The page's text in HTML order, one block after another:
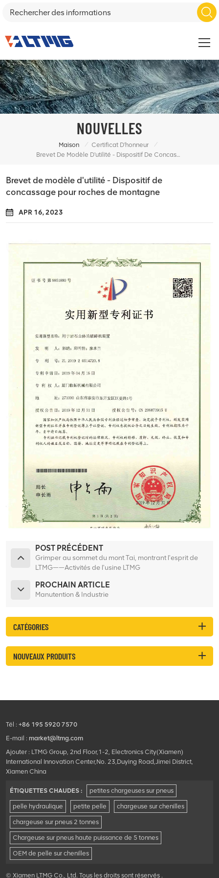
NOUVELLES
Maison / Certificat D'honneur
/
Brevet De Modèle D'utilité - Dispositif De Concassage Pour Roches De Montagne
Brevet de modèle d'utilité - Dispositif de
concassage pour roches de montagne
APR 16, 2023
POST PRÉCÉDENT
Grimper au sommet du mont Tai, montrant l'esprit de
LTMG——Activités de l'usine LTMG
PROCHAIN ARTICLE
Manutention & Industrie
CATÉGORIES
NOUVEAUX PRODUITS
Tél : +86 195 5920 7570
E-mail : market@ltmg.com
Ajouter : LTMG Group, 2nd Floor,1-2, Electronics City(Xiamen)
International Innovation Center,No. 23,Duying Road,Jimei District,
Xiamen China
ÉTIQUETTES CHAUDES : petites chargeuses sur pneus
pelle hydraulique petite pelle chargeuse sur chenilles
chargeuse sur pneus 2 tonnes
Chargeuse sur pneus haute puissance de 5 tonnes
OEM de pelle sur chenilles
© Xiamen LTMG Co., Ltd. Tous les droits sont réservés .